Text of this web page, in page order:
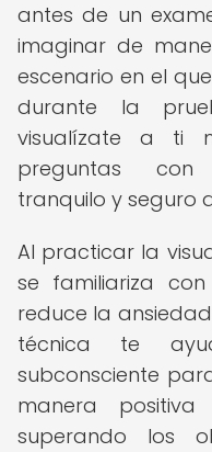
antes de un
imaginar de
escenario en el
durante la
visualízate a ti
preguntas con
tranquilo y seguro
Al practicar la
se familiariza
reduce la
técnica te
subconsciente
manera positiva
superando los